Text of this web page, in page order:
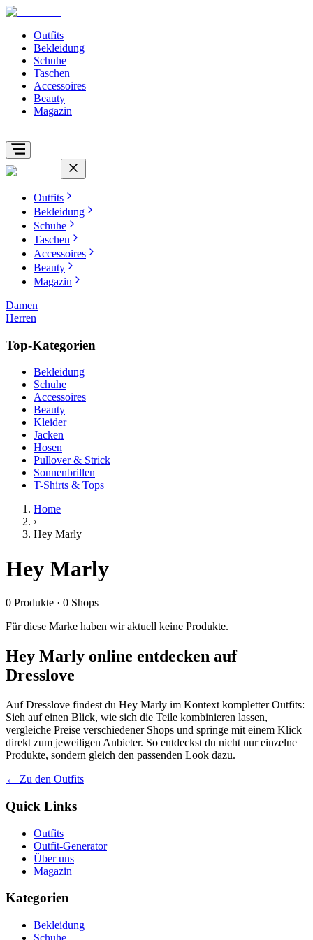
Outfits
Bekleidung
Schuhe
Taschen
Accessoires
Beauty
Magazin
Outfits
Bekleidung
Schuhe
Taschen
Accessoires
Beauty
Magazin
Damen
Herren
Top-Kategorien
Bekleidung
Schuhe
Accessoires
Beauty
Kleider
Jacken
Hosen
Pullover & Strick
Sonnenbrillen
T-Shirts & Tops
Home
›
Hey Marly
Hey Marly
0 Produkte · 0 Shops
Für diese Marke haben wir aktuell keine Produkte.
Hey Marly online entdecken auf
Dresslove
Auf Dresslove findest du Hey Marly im Kontext kompletter Outfits:
Sieh auf einen Blick, wie sich die Teile kombinieren lassen,
vergleiche Preise verschiedener Shops und springe mit einem Klick
direkt zum jeweiligen Anbieter. So entdeckst du nicht nur einzelne
Produkte, sondern gleich den passenden Look dazu.
← Zu den Outfits
Quick Links
Outfits
Outfit-Generator
Über uns
Magazin
Kategorien
Bekleidung
Schuhe